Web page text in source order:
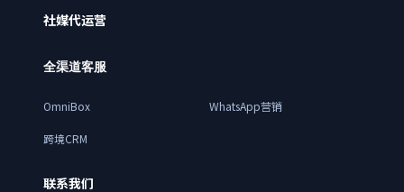
社媒代运营
全渠道客服
OmniBox WhatsApp营销
跨境CRM
联系我们